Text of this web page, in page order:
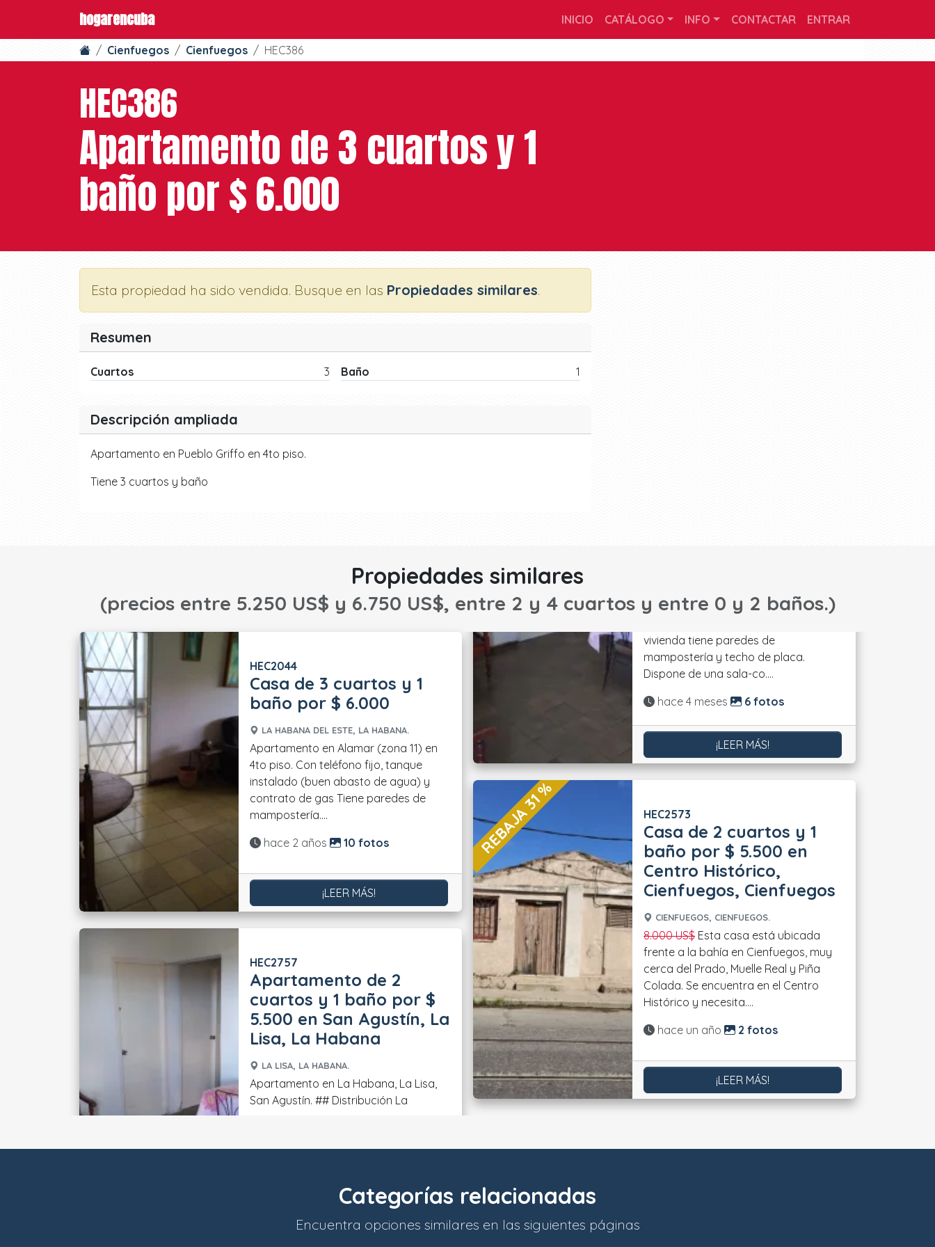
hogarencuba INICIO CATÁLOGO INFO CONTACTAR ENTRAR
Cienfuegos Cienfuegos HEC386
HEC386
Apartamento de 3 cuartos y 1
baño por $ 6.000
Esta propiedad ha sido vendida. Busque en las Propiedades similares.
Resumen
Cuartos 3 Baño 1
Descripción ampliada
Apartamento en Pueblo Griffo en 4to piso.
Tiene 3 cuartos y baño
Propiedades similares
(precios entre 5.250 US$ y 6.750 US$, entre 2 y 4 cuartos y entre 0 y 2 baños.)
HEC2044
Casa de 3 cuartos y 1
baño por $ 6.000
LA HABANA DEL ESTE, LA HABANA.
Apartamento en Alamar (zona 11) en
4to piso. Con teléfono fijo, tanque
instalado (buen abasto de agua) y
contrato de gas Tiene paredes de
mampostería....
Actualizado:
hace 2 años 10 fotos
¡LEER MÁS!
HEC2757
Apartamento de 2
cuartos y 1 baño por $
5.500 en San Agustín, La
Lisa, La Habana
LA LISA, LA HABANA.
Apartamento en La Habana, La Lisa,
San Agustín. ## Distribución La
vivienda tiene paredes de
mampostería y techo de placa.
Dispone de una sala-co....
Actualizado:
hace 4 meses 6 fotos
¡LEER MÁS!
REBAJA 31 % HEC2573
Casa de 2 cuartos y 1
baño por $ 5.500 en
Centro Histórico,
Cienfuegos, Cienfuegos
CIENFUEGOS, CIENFUEGOS.
8.000 US$Esta casa está ubicada
frente a la bahía en Cienfuegos, muy
cerca del Prado, Muelle Real y Piña
Colada. Se encuentra en el Centro
Histórico y necesita....
Actualizado:
hace un año 2 fotos
¡LEER MÁS!
Categorías relacionadas
Encuentra opciones similares en las siguientes páginas